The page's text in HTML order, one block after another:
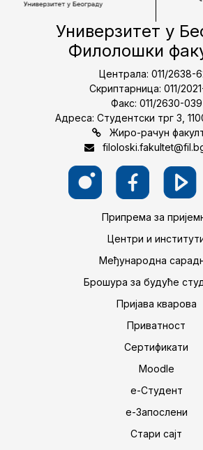
Универзитет у
Филолошки
Централа: 011/2638-
Скриптарница: 011/
Факс: 011/2630-039
Адреса: Студентски трг 3,
Жиро-рачун
Припрема за
Центри и
Међународна
Брошура за будуће
Пријава кварова
Приватност
Сертификати
Moodle
е-Студент
е-Запослени
Стари сајт